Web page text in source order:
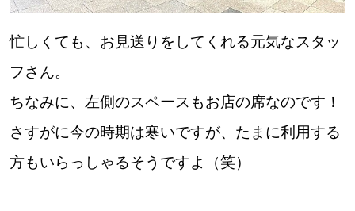
忙しくても、お見送りをしてくれる元気なスタッ
フさん。
ちなみに、左側のスペースもお店の席なのです！
さすがに今の時期は寒いですが、たまに利用する
方もいらっしゃるそうですよ（笑）